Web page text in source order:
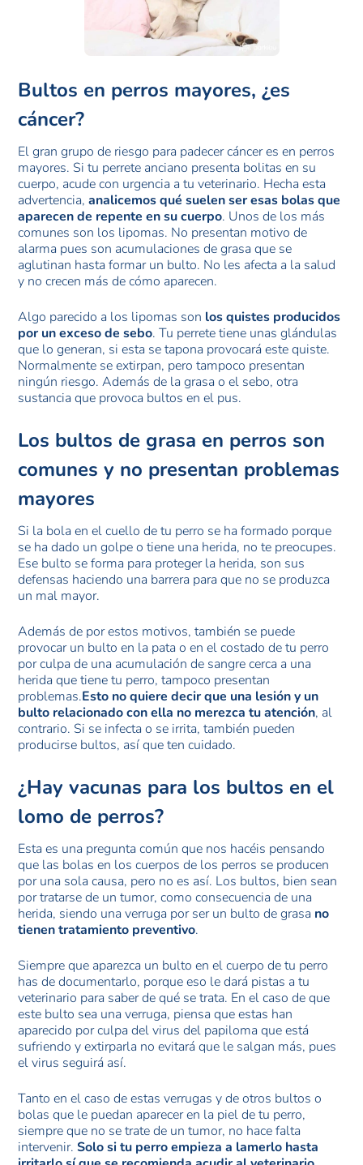
Bultos en perros mayores, ¿es
cáncer?
El gran grupo de riesgo para padecer cáncer es en perros
mayores. Si tu perrete anciano presenta bolitas en su
cuerpo, acude con urgencia a tu veterinario. Hecha esta
advertencia,analicemos qué suelen ser esas bolas que
aparecen de repente en su cuerpo. Unos de los más
comunes son los lipomas. No presentan motivo de
alarma pues son acumulaciones de grasa que se
aglutinan hasta formar un bulto. No les afecta a la salud
y no crecen más de cómo aparecen.
Algo parecido a los lipomas son los quistes producidos
por un exceso de sebo. Tu perrete tiene unas glándulas
que lo generan, si esta se tapona provocará este quiste.
Normalmente se extirpan, pero tampoco presentan
ningún riesgo. Además de la grasa o el sebo, otra
sustancia que provoca bultos en el pus.
Los bultos de grasa en perros son
comunes y no presentan problemas
mayores
Si la bola en el cuello de tu perro se ha formado porque
se ha dado un golpe o tiene una herida, no te preocupes.
Ese bulto se forma para proteger la herida, son sus
defensas haciendo una barrera para que no se produzca
un mal mayor.
Además de por estos motivos, también se puede
provocar un bulto en la pata o en el costado de tu perro
por culpa de una acumulación de sangre cerca a una
herida que tiene tu perro, tampoco presentan
problemas.Esto no quiere decir que una lesión y un
bulto relacionado con ella no merezca tu atención, al
contrario. Si se infecta o se irrita, también pueden
producirse bultos, así que ten cuidado.
¿Hay vacunas para los bultos en el
lomo de perros?
Esta es una pregunta común que nos hacéis pensando
que las bolas en los cuerpos de los perros se producen
por una sola causa, pero no es así. Los bultos, bien sean
por tratarse de un tumor, como consecuencia de una
herida, siendo una verruga por ser un bulto de grasa no
tienen tratamiento preventivo.
Siempre que aparezca un bulto en el cuerpo de tu perro
has de documentarlo, porque eso le dará pistas a tu
veterinario para saber de qué se trata. En el caso de que
este bulto sea una verruga, piensa que estas han
aparecido por culpa del virus del papiloma que está
sufriendo y extirparla no evitará que le salgan más, pues
el virus seguirá así.
Tanto en el caso de estas verrugas y de otros bultos o
bolas que le puedan aparecer en la piel de tu perro,
siempre que no se trate de un tumor, no hace falta
intervenir.Solo si tu perro empieza a lamerlo hasta